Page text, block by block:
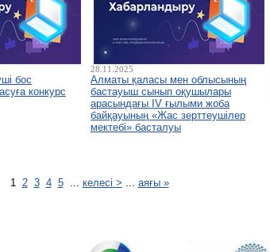
бос
конкурс
28.11.2025
Алматы қаласы мен облысының
бастауыш сынып оқушылары
арасындағы IV ғылыми жоба
байқауының «Жас зерттеушілер
мектебі» басталуы
1 2 3 4 5... келесі > ... аяғы »